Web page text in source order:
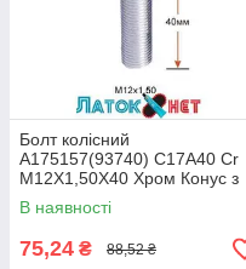
Болт колісний
A175157(93740) C17A40 Cr
M12X1,50X40 Хром Конус з
виступом ключ 17 мм
В наявності
75,24 ₴ 88,52 ₴